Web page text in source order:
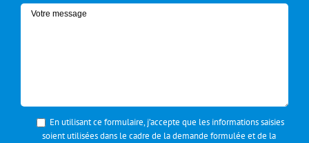
En utilisant ce formulaire, j’accepte que les informations saisies
soient utilisées dans le cadre de la demande formulée et de la